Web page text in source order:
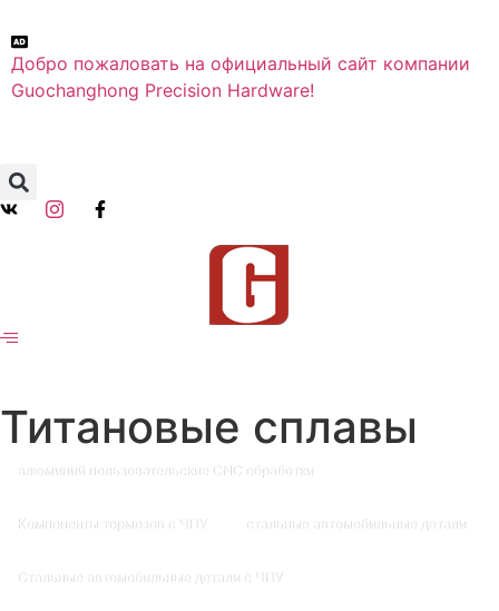
Добро пожаловать на официальный сайт компании
Guochanghong Precision Hardware!
Титановые сплавы
алюминий пользовательские CNC обработки
Компоненты тормозов с ЧПУ стальные автомобильные детали
Стальные автомобильные детали с ЧПУ